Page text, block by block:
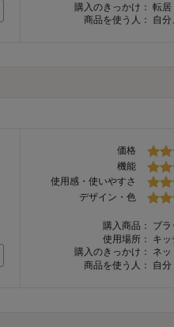
購入のきっかけ： 転居
商品を使う人：
自分
価格
機能
使用感・使いやすさ
デザイン・色
購入商品：
ブラ
使用場所：
キッ
購入のきっかけ：
ネッ
商品を使う人：
自分